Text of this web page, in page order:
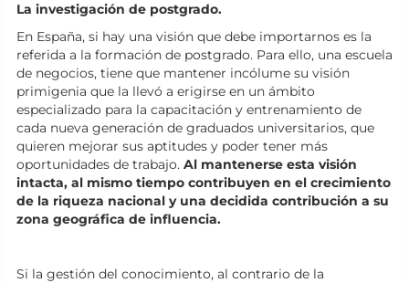
La investigación de postgrado.
En España, si hay una visión que debe importarnos es la
referida a la formación de postgrado. Para ello, una escuela
de negocios, tiene que mantener incólume su visión
primigenia que la llevó a erigirse en un ámbito
especializado para la capacitación y entrenamiento de
cada nueva generación de graduados universitarios, que
quieren mejorar sus aptitudes y poder tener más
oportunidades de trabajo. Al mantenerse esta visión
intacta, al mismo tiempo contribuyen en el crecimiento
de la riqueza nacional y una decidida contribución a su
zona geográfica de influencia.
Si la gestión del conocimiento, al contrario de la